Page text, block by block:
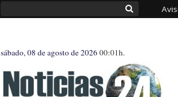
sábado, 08 de agosto de 202600:01h.